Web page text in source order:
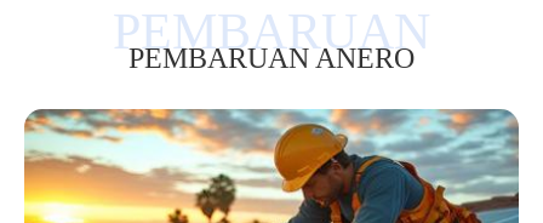
PEMBARUAN ANERO